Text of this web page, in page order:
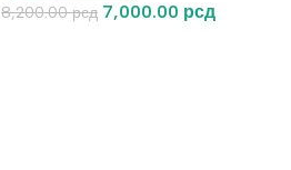
8,200.00рсд 7,000.00 рсд